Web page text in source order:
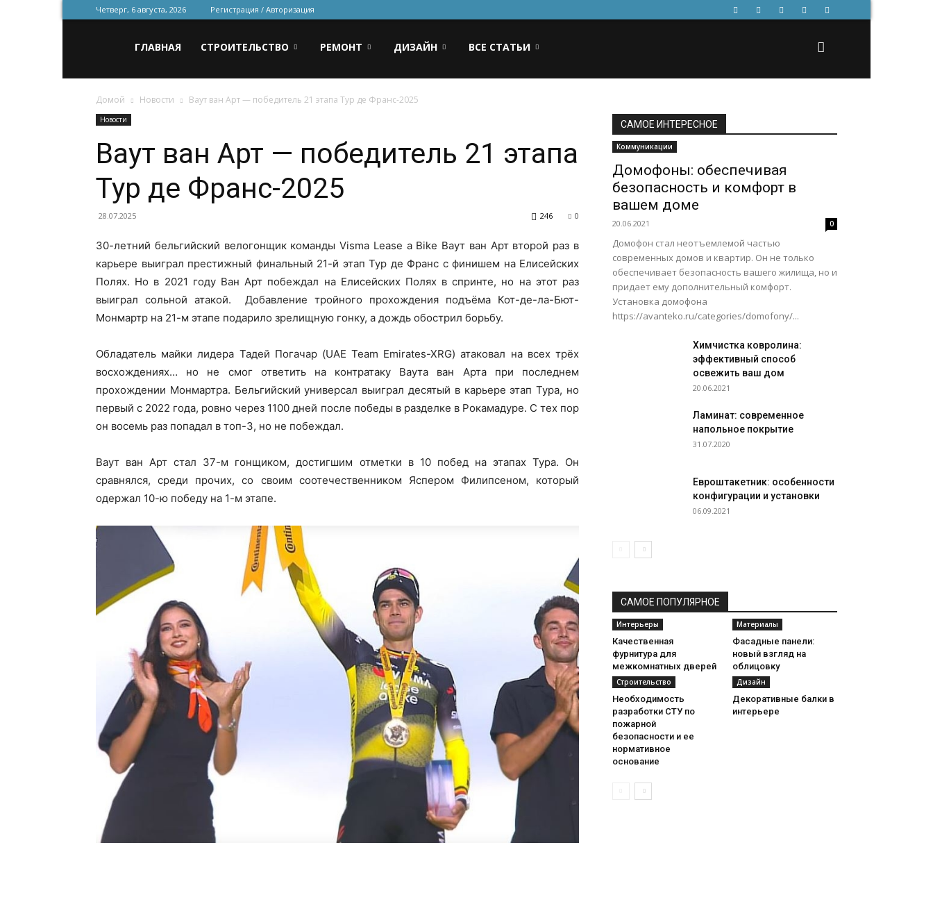
Четверг, 6 августа, 2026 Регистрация / Авторизация
для
строительства
и
ремонта
ГЛАВНАЯ СТРОИТЕЛЬСТВО РЕМОНТ ДИЗАЙН ВСЕ СТАТЬИ
Домой Новости Ваут ван Арт — победитель 21 этапа Тур де Франс-2025
Новости
Ваут ван Арт — победитель 21 этапа
Тур де Франс-2025
28.07.2025 0
246
30-летний бельгийский велогонщик команды Visma Lease a Bike Ваут ван Арт второй раз в
карьере выиграл престижный финальный 21-й этап Тур де Франс с финишем на Елисейских
Полях. Но в 2021 году Ван Арт побеждал на Елисейских Полях в спринте, но на этот раз
выиграл сольной атакой. Добавление тройного прохождения подъёма Кот-де-ла-Бют-
Монмартр на 21-м этапе подарило зрелищную гонку, а дождь обострил борьбу.
Обладатель майки лидера Тадей Погачар (UAE Team Emirates-XRG) атаковал на всех трёх
восхождениях… но не смог ответить на контратаку Ваута ван Арта при последнем
прохождении Монмартра. Бельгийский универсал выиграл десятый в карьере этап Тура, но
первый с 2022 года, ровно через 1100 дней после победы в разделке в Рокамадуре. С тех пор
он восемь раз попадал в топ-3, но не побеждал.
Ваут ван Арт стал 37-м гонщиком, достигшим отметки в 10 побед на этапах Тура. Он
сравнялся, среди прочих, со своим соотечественником Яспером Филипсеном, который
одержал 10-ю победу на 1-м этапе.
САМОЕ ИНТЕРЕСНОЕ
Коммуникации
Домофоны: обеспечивая
безопасность и комфорт в
вашем доме
20.06.2021 0
Домофон стал неотъемлемой частью
современных домов и квартир. Он не только
обеспечивает безопасность вашего жилища, но и
придает ему дополнительный комфорт.
Установка домофона
https://avanteko.ru/categories/domofony/...
Химчистка ковролина:
эффективный способ
освежить ваш дом
20.06.2021
Ламинат: современное
напольное покрытие
31.07.2020
Евроштакетник: особенности
конфигурации и установки
06.09.2021
САМОЕ ПОПУЛЯРНОЕ
Интерьеры
Качественная
фурнитура для
межкомнатных дверей
Материалы
Фасадные панели:
новый взгляд на
облицовку
Строительство
Необходимость
разработки СТУ по
пожарной
безопасности и ее
нормативное
основание
Дизайн
Декоративные балки в
интерьере